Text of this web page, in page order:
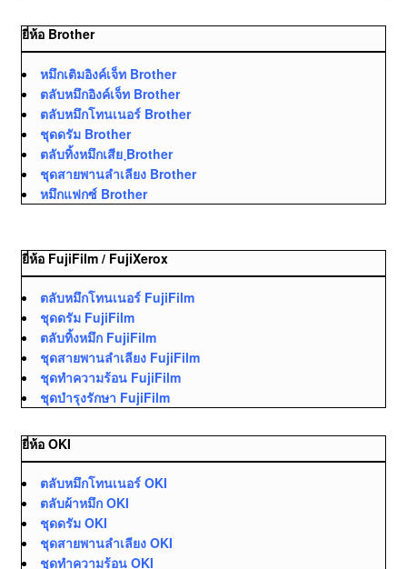
ยี่ห้อ Brother
หมึกเติมอิงค์เจ็ท Brother
ตลับหมึกอิงค์เจ็ท Brother
ตลับหมึกโทนเนอร์ Brother
ชุดดรัม Brother
ตลับทิ้งหมึกเสีย ฺBrother
ชุดสายพานลำเลียง Brother
หมึกแฟกซ์ Brother
ยี่ห้อ FujiFilm / FujiXerox
ตลับหมึกโทนเนอร์ FujiFilm
ชุดดรัม FujiFilm
ตลับทิ้งหมึก FujiFilm
ชุดสายพานลำเลียง FujiFilm
ชุดทำความร้อน FujiFilm
ชุดบำรุงรักษา FujiFilm
ยี่ห้อ OKI
ตลับหมึกโทนเนอร์ OKI
ตลับผ้าหมึก OKI
ชุดดรัม OKI
ชุดสายพานลำเลียง OKI
ชุดทำความร้อน OKI